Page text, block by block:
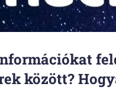
között?